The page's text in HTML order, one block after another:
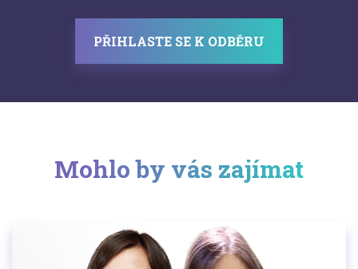
PŘIHLASTE SE K ODBĚRU
Mohlo by vás zajímat